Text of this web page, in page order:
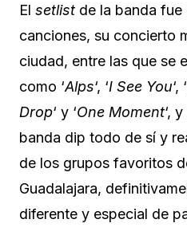
El setlist de la banda fue
canciones, su concierto
ciudad, entre las que se
como ‘Alps‘, ‘I See You‘, ‘
Drop‘ y ‘One Moment‘,
banda dip todo de sí y
de los grupos favoritos
Guadalajara,
diferente y especial de